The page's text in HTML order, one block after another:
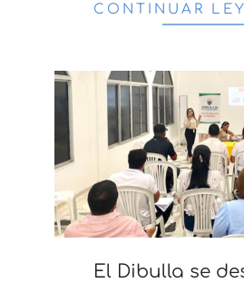
CONTINUAR
El Dibulla se